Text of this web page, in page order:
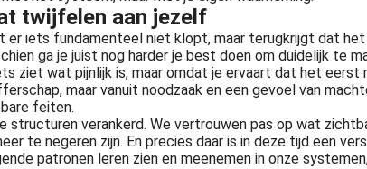
twijfelen aan jezelf
er iets fundamenteel niet klopt, maar terugkrijgt dat
ga je juist nog harder je best doen om duidelijk te
ziet wat pijnlijk is, maar omdat je ervaart dat het
maar vanuit noodzaak en een gevoel van
feiten.
structuren verankerd. We vertrouwen pas op wat
te negeren zijn. En precies daar is in deze tijd een
patronen leren zien en meenemen in onze